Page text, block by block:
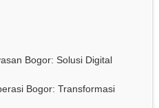
Bogor: Solusi Digital
Bogor: Transformasi